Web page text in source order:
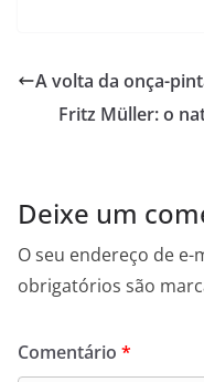
A volta da onça-
Fritz Müller: o
Deixe um
O seu endereço de
obrigatórios são
Comentário *